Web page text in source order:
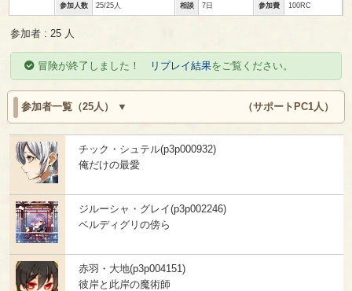
参加人数 25/25人 相談 7日 参加費 100RC
参加者 : 25 人
冒険が終了しました！ リプレイ結果をご覧ください。
（サポートPC1人）
参加者一覧（25人）
チック・シュテル(p3p000932)
俺だけの最愛
ジルーシャ・グレイ(p3p002246)
ベルディグリの傍ら
赤羽・大地(p3p004151)
彼岸と此岸の魔術師